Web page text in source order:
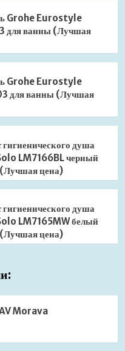
Grohe Eurostyle
для ванны (Лучшая
Grohe Eurostyle
для ванны (Лучшая
душа
LM7166BL черный
цена)
душа
LM7165MW белый
цена)
Morava